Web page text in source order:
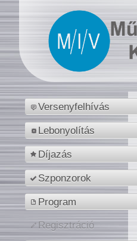
Versenyfelhívás
Lebonyolítás
Díjazás
Szponzorok
Program
Regisztráció